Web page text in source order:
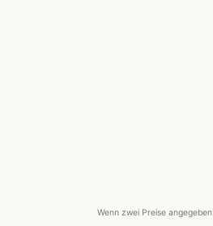
Wenn zwei Preise